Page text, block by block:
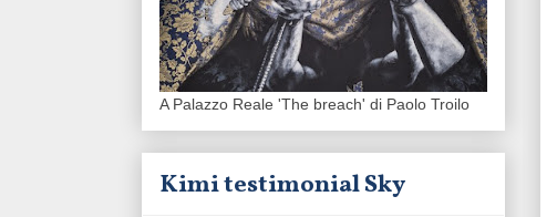
A Palazzo Reale 'The breach' di Paolo Troilo
Kimi testimonial Sky